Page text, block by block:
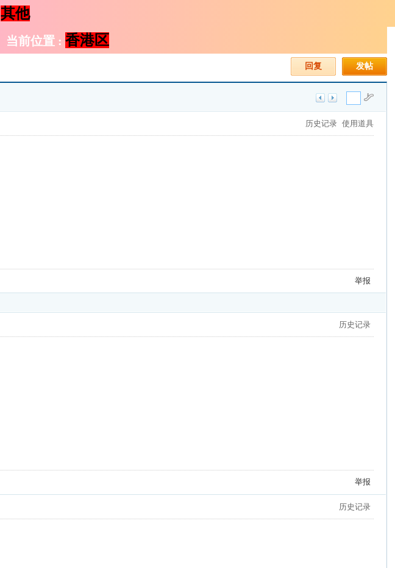
其他
当前位置 :香港区
发帖
回复
历史记录 使用道具
举报
历史记录
举报
历史记录